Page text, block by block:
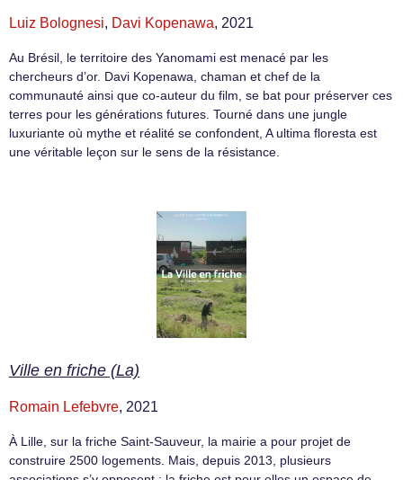
Luiz Bolognesi, Davi Kopenawa, 2021
Au Brésil, le territoire des Yanomami est menacé par les
chercheurs d’or. Davi Kopenawa, chaman et chef de la
communauté ainsi que co-auteur du film, se bat pour préserver ces
terres pour les générations futures. Tourné dans une jungle
luxuriante où mythe et réalité se confondent, A ultima floresta est
une véritable leçon sur le sens de la résistance.
Ville en friche (La)
Romain Lefebvre, 2021
À Lille, sur la friche Saint-Sauveur, la mairie a pour projet de
construire 2500 logements. Mais, depuis 2013, plusieurs